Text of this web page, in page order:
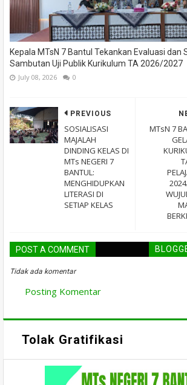
Kepala MTsN 7 Bantul Tekankan Evaluasi dan
Sambutan Uji Publik Kurikulum TA 2026/2027
July 08, 2026 0
MTsN 7
PREVIOUS
SOSIALISASI
MAJALAH
DINDING KELAS DI
MTs NEGERI 7
BANTUL:
MENGHIDUPKAN
LITERASI DI
SETIAP KELAS
POST A COMMENT
Tidak ada komentar
Posting Komentar
Tolak Gratifikasi